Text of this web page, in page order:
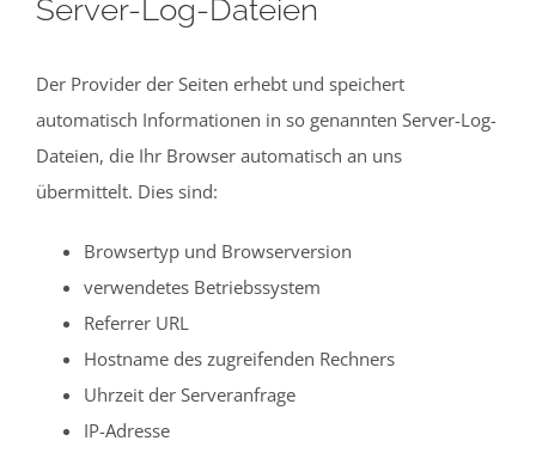
Server-Log-Dateien
Der Provider der Seiten erhebt und speichert
automatisch Informationen in so genannten Server-Log-
Dateien, die Ihr Browser automatisch an uns
übermittelt. Dies sind:
Browsertyp und Browserversion
verwendetes Betriebssystem
Referrer URL
Hostname des zugreifenden Rechners
Uhrzeit der Serveranfrage
IP-Adresse